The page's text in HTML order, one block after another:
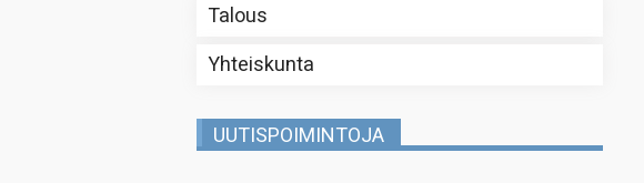
Talous
Yhteiskunta
UUTISPOIMINTOJA